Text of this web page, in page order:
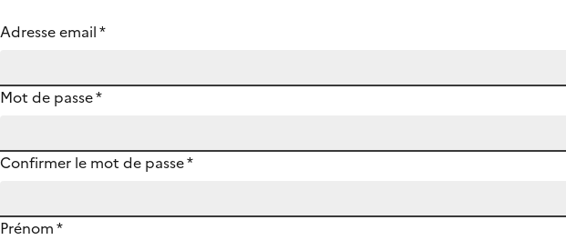
Adresse email*
Mot de passe*
Confirmer le mot de passe*
Prénom*